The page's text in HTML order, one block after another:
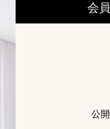
会
公